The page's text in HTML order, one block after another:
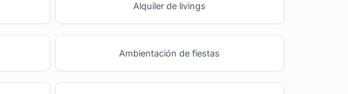
Alquiler de livings
Ambientación de fiestas